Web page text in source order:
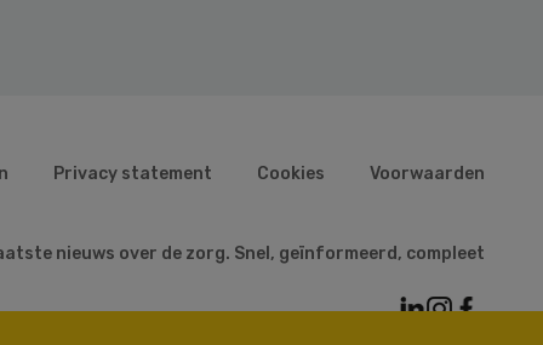
Privacy statement Cookies Voorwaarden
nieuws over de zorg. Snel, geïnformeerd, compleet